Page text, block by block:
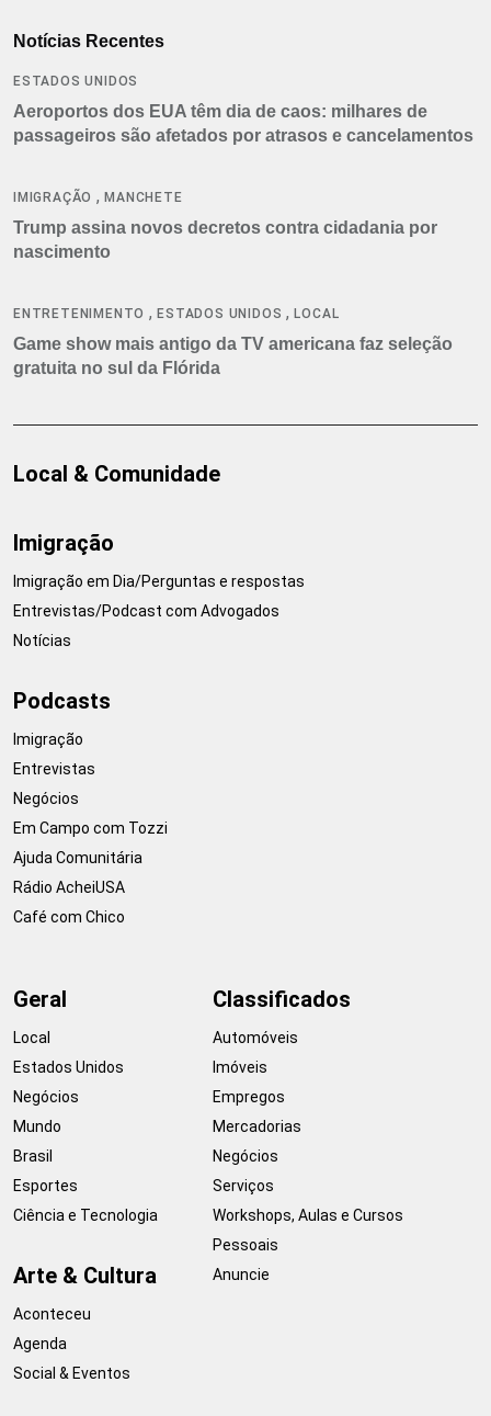
Notícias Recentes
ESTADOS UNIDOS
Aeroportos dos EUA têm dia de caos: milhares de
passageiros são afetados por atrasos e cancelamentos
IMIGRAÇÃO ,MANCHETE
Trump assina novos decretos contra cidadania por
nascimento
ENTRETENIMENTO ,ESTADOS UNIDOS ,LOCAL
Game show mais antigo da TV americana faz seleção
gratuita no sul da Flórida
Local & Comunidade
Imigração
Imigração em Dia/Perguntas e respostas
Entrevistas/Podcast com Advogados
Notícias
Podcasts
Imigração
Entrevistas
Negócios
Em Campo com Tozzi
Ajuda Comunitária
Rádio AcheiUSA
Café com Chico
Geral
Local
Estados Unidos
Negócios
Mundo
Brasil
Esportes
Ciência e Tecnologia
Arte & Cultura
Aconteceu
Agenda
Social & Eventos
Classificados
Automóveis
Imóveis
Empregos
Mercadorias
Negócios
Serviços
Workshops, Aulas e Cursos
Pessoais
Anuncie